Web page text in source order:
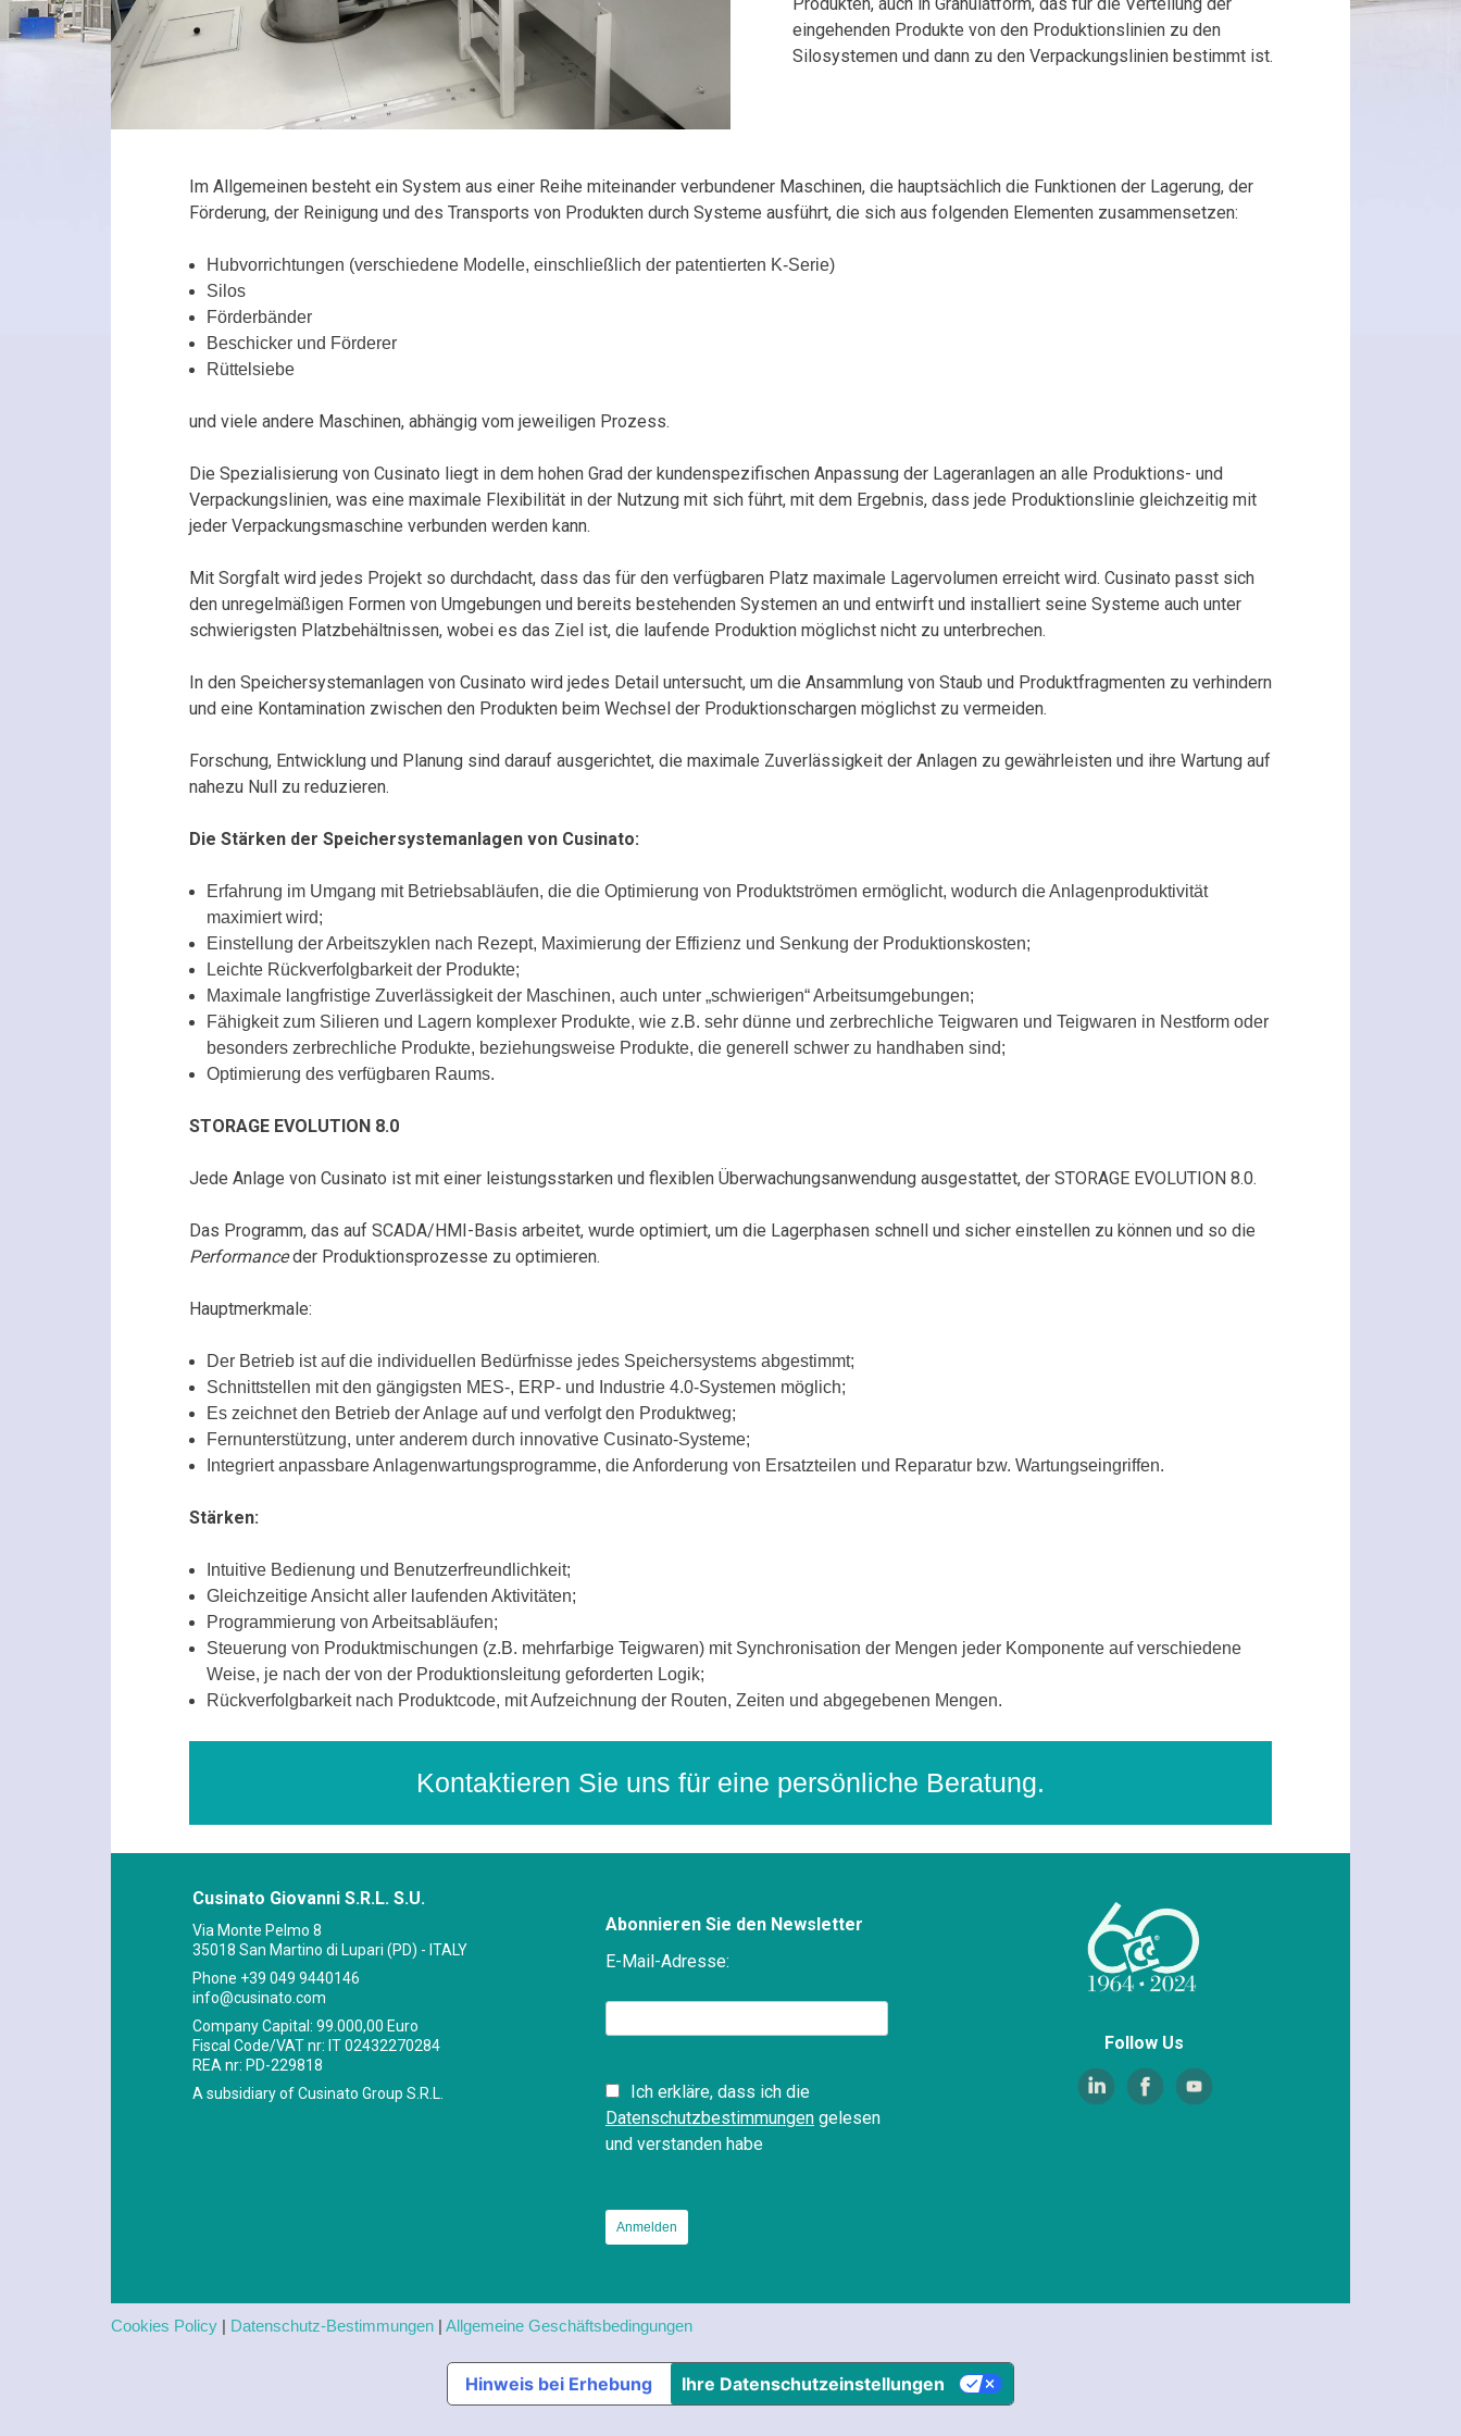
eingehenden Produkte von den Produktionslinien zu den
Silosystemen und dann zu den Verpackungslinien bestimmt ist.
Im Allgemeinen besteht ein System aus einer Reihe miteinander verbundener Maschinen, die hauptsächlich die Funktionen der Lagerung, der
Förderung, der Reinigung und des Transports von Produkten durch Systeme ausführt, die sich aus folgenden Elementen zusammensetzen:
Hubvorrichtungen (verschiedene Modelle, einschließlich der patentierten K-Serie)
Silos
Förderbänder
Beschicker und Förderer
Rüttelsiebe
und viele andere Maschinen, abhängig vom jeweiligen Prozess.
Die Spezialisierung von Cusinato liegt in dem hohen Grad der kundenspezifischen Anpassung der Lageranlagen an alle Produktions- und
Verpackungslinien, was eine maximale Flexibilität in der Nutzung mit sich führt, mit dem Ergebnis, dass jede Produktionslinie gleichzeitig mit
jeder Verpackungsmaschine verbunden werden kann.
Mit Sorgfalt wird jedes Projekt so durchdacht, dass das für den verfügbaren Platz maximale Lagervolumen erreicht wird. Cusinato passt sich
den unregelmäßigen Formen von Umgebungen und bereits bestehenden Systemen an und entwirft und installiert seine Systeme auch unter
schwierigsten Platzbehältnissen, wobei es das Ziel ist, die laufende Produktion möglichst nicht zu unterbrechen.
In den Speichersystemanlagen von Cusinato wird jedes Detail untersucht, um die Ansammlung von Staub und Produktfragmenten zu verhindern
und eine Kontamination zwischen den Produkten beim Wechsel der Produktionschargen möglichst zu vermeiden.
Forschung, Entwicklung und Planung sind darauf ausgerichtet, die maximale Zuverlässigkeit der Anlagen zu gewährleisten und ihre Wartung auf
nahezu Null zu reduzieren.
Die Stärken der Speichersystemanlagen von Cusinato:
Erfahrung im Umgang mit Betriebsabläufen, die die Optimierung von Produktströmen ermöglicht, wodurch die Anlagenproduktivität
maximiert wird;
Einstellung der Arbeitszyklen nach Rezept, Maximierung der Effizienz und Senkung der Produktionskosten;
Leichte Rückverfolgbarkeit der Produkte;
Maximale langfristige Zuverlässigkeit der Maschinen, auch unter „schwierigen“ Arbeitsumgebungen;
Fähigkeit zum Silieren und Lagern komplexer Produkte, wie z.B. sehr dünne und zerbrechliche Teigwaren und Teigwaren in Nestform oder
besonders zerbrechliche Produkte, beziehungsweise Produkte, die generell schwer zu handhaben sind;
Optimierung des verfügbaren Raums.
STORAGE EVOLUTION 8.0
Jede Anlage von Cusinato ist mit einer leistungsstarken und flexiblen Überwachungsanwendung ausgestattet, der STORAGE EVOLUTION 8.0.
Das Programm, das auf SCADA/HMI-Basis arbeitet, wurde optimiert, um die Lagerphasen schnell und sicher einstellen zu können und so die
Performanceder Produktionsprozesse zu optimieren.
Hauptmerkmale:
Der Betrieb ist auf die individuellen Bedürfnisse jedes Speichersystems abgestimmt;
Schnittstellen mit den gängigsten MES-, ERP- und Industrie 4.0-Systemen möglich;
Es zeichnet den Betrieb der Anlage auf und verfolgt den Produktweg;
Fernunterstützung, unter anderem durch innovative Cusinato-Systeme;
Integriert anpassbare Anlagenwartungsprogramme, die Anforderung von Ersatzteilen und Reparatur bzw. Wartungseingriffen.
Stärken:
Intuitive Bedienung und Benutzerfreundlichkeit;
Gleichzeitige Ansicht aller laufenden Aktivitäten;
Programmierung von Arbeitsabläufen;
Steuerung von Produktmischungen (z.B. mehrfarbige Teigwaren) mit Synchronisation der Mengen jeder Komponente auf verschiedene
Weise, je nach der von der Produktionsleitung geforderten Logik;
Rückverfolgbarkeit nach Produktcode, mit Aufzeichnung der Routen, Zeiten und abgegebenen Mengen.
Kontaktieren Sie uns für eine persönliche Beratung.
Cusinato Giovanni S.R.L. S.U.
Via Monte Pelmo 8
35018 San Martino di Lupari (PD) - ITALY
Phone +39 049 9440146
info@cusinato.com
Company Capital: 99.000,00 Euro
Fiscal Code/VAT nr: IT 02432270284
REA nr: PD-229818
A subsidiary of Cusinato Group S.R.L.
Abonnieren Sie den Newsletter
E-Mail-Adresse:
Ich erkläre, dass ich die
Datenschutzbestimmungen gelesen
und verstanden habe
Follow Us
Cookies Policy | Datenschutz-Bestimmungen | Allgemeine Geschäftsbedingungen
Hinweis bei Erhebung Ihre Datenschutzeinstellungen